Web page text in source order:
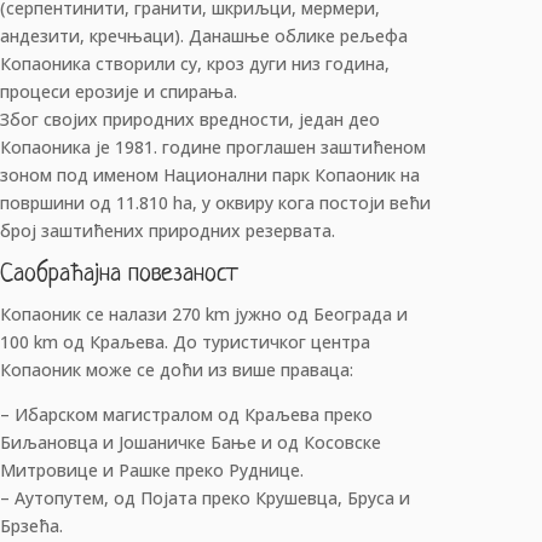
(серпентинити, гранити, шкриљци, мермери,
андезити, кречњаци). Данашње облике рељефа
Копаоника створили су, кроз дуги низ година,
процеси ерозије и спирања.
Због својих природних вредности, један део
Копаоника је 1981. године проглашен заштићеном
зоном под именом Национални парк Копаоник на
површини од 11.810 ha, у оквиру кога постоји већи
број заштићених природних резервата.
Саобраћајна повезаност
Копаоник се налази 270 km јужно од Београда и
100 km од Краљева. До туристичког центра
Копаоник може се доћи из више праваца:
– Ибарском магистралом од Краљева преко
Биљановца и Јошаничке Бање и од Косовске
Митровице и Рашке преко Руднице.
– Аутопутем, од Појата преко Крушевца, Бруса и
Брзећа.